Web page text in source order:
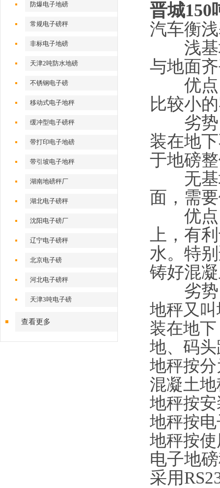
防爆电子地磅
常规电子磅秤
非标电子地磅
天津2吨防水地磅
不锈钢电子磅
移动式电子地秤
缓冲型电子磅秤
带打印电子地磅
带引坡电子地秤
湖南地磅秤厂
湖北电子磅秤
沈阳电子磅厂
辽宁电子磅秤
北京电子磅
河北电子磅秤
天津3吨电子磅
查看更多
晋城150
汽车衡
浅基坑
与地面
优点：
比较小
劣势：
装在地
于地磅
无基坑
面，需
优点：
上，有
水。特
铸好混
劣势：
地秤又
装在地
地、码
地秤按
混凝土
地秤按
地秤按
地秤按
电子地
采用